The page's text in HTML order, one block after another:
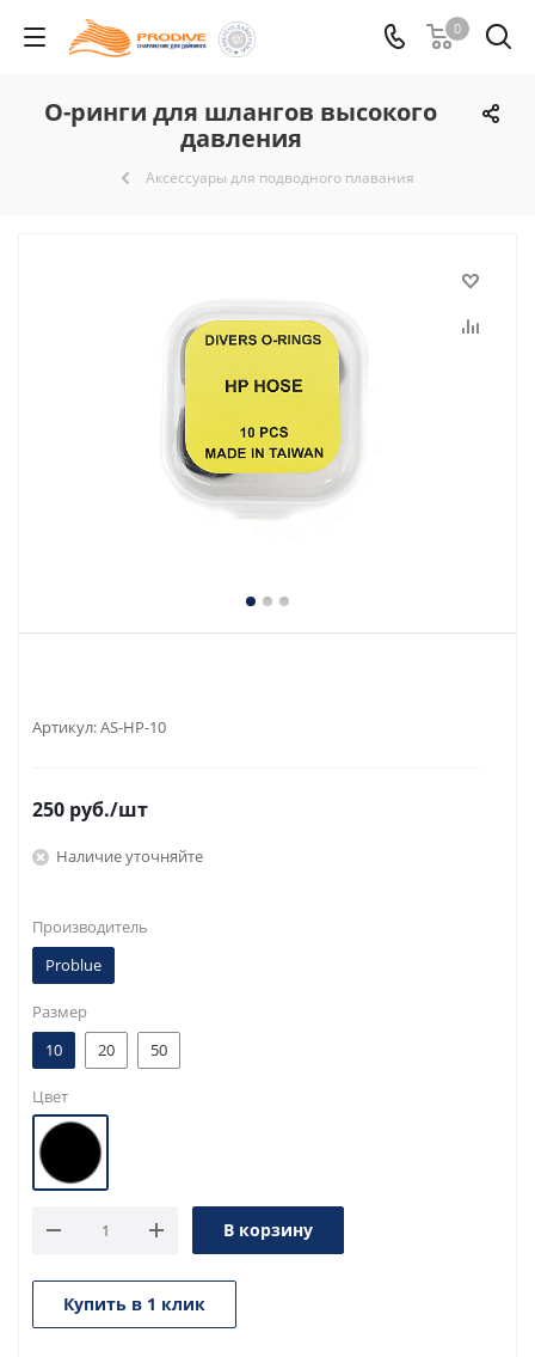
0
О-ринги для шлангов высокого
давления
Аксессуары для подводного плавания
Артикул:AS-HP-10
250 руб./шт
Наличие уточняйте
Производитель
Problue
Размер
10
20 50
Цвет
В корзину
Купить в 1 клик